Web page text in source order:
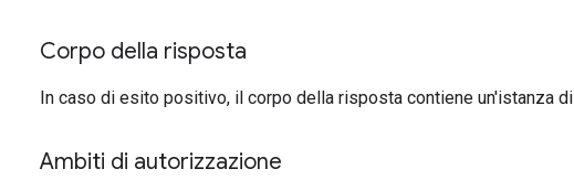
Corpo della risposta
In caso di esito positivo, il corpo della risposta contiene un'istanza di
Ambiti di autorizzazione